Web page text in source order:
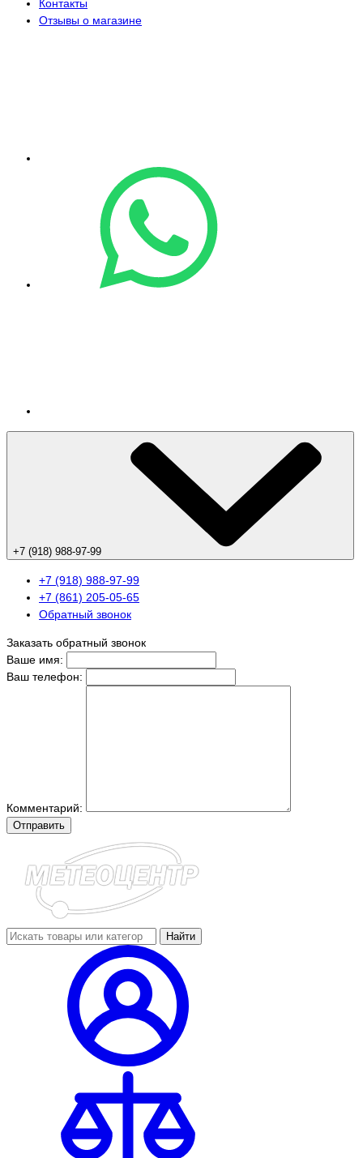
Контакты
Отзывы о магазине
+7 (918) 988-97-99
+7 (918) 988-97-99
+7 (861) 205-05-65
Обратный звонок
Заказать обратный звонок
Ваше имя:
Ваш телефон:
Комментарий:
Отправить
Найти